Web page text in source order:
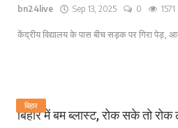
bn24live Sep 13, 2025 0 1571
केंद्रीय विद्यालय के पास बीच सड़क पर गिरा पेड़,
बिहार
बिहार में बम ब्लास्ट, रोक सके तो रोक